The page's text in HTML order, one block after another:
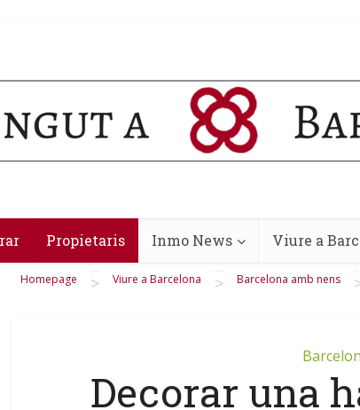
Propietaris Inmo News Viure a
Homepage > Viure a Barcelona > Barcelona amb nens
Decorar una